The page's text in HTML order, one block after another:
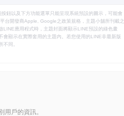
鈕以及下方功能選單只能呈現系統預設的圖示，可能會
台開發商Apple, Google之政策規格，主題小舖所刊載之
LINE應用程式時，主題封面將顯示LINE預設的綠色畫
會顯示在實際套用的主題內。若您使用的LINE非最新版
不同。
戶的資訊。